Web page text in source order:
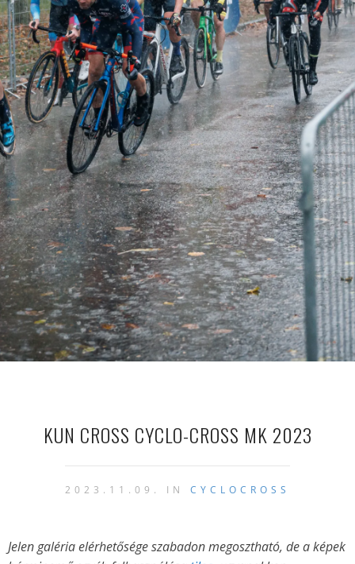
KUN CROSS CYCLO-CROSS MK 2023
2023.11.09. IN CYCLOCROSS
Jelen galéria elérhetősége szabadon megosztható, de a képek